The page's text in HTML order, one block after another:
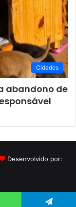
Cidades
abandono de
Desenvolvido por: